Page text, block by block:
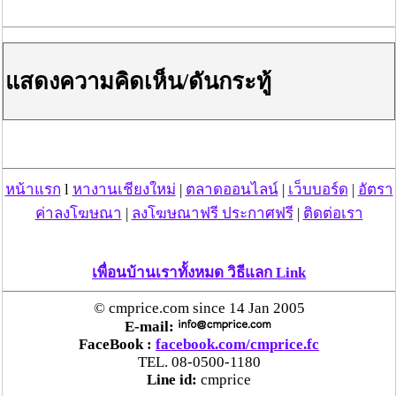
วันที่ 08 เม.ย. 59 11:42:56 , ดู 7765 ครั้ง
ชื่นชม ตำรวจแม่ทาลำพูน ช่วยสาวลำพูนเหยื่อมิจฯ
หวิดสูญเงินเกือบสองแสน โชคดีรู้ตัวเร็ว! รีบแจ้งตร.
ประสาน สตช.สายด่วน 1441 อายัดบัญชี-ตามเงินได้
ตร.สภ.เมืองลำพูน ยึดยาบ้ากว่า 700 เม็ด หลังชาว
แสดงความคิดเห็น/ดันกระทู้
หน้าแรก l หางานเชียงใหม่ | ตลาดออนไลน์| เว็บบอร์ด | อัตรา
ค่าลงโฆษณา | ลงโฆษณาฟรี ประกาศฟรี| ติดต่อเรา
เพื่อนบ้านเราทั้งหมด วิธีแลก Link
© cmprice.com since 14 Jan 2005
E-mail:
FaceBook : facebook.com/cmprice.fc
TEL. 08-0500-1180
Line id: cmprice